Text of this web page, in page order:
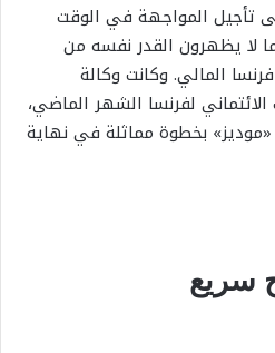
تأجيل المواجهة في الوقت
لا يظهرون القدر نفسه من
المالي. وكانت وكالة
لفرنسا الشهر الماضي،
«موديز» بخطوة مماثلة في نهاية
سريع